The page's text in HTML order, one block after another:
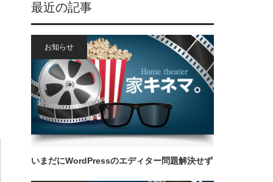
最近の記事
お知らせ
いまだにWordPressのエディター問題解決せず